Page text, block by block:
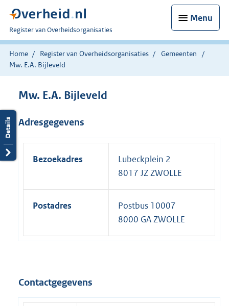
Menu
U
bent
nu
hier:
Register van Overheidsorganisaties
Home Register van Overheidsorganisaties
Gemeenten
Mw. E.A. Bijleveld
Mw. E.A. Bijleveld
Adresgegevens
Bezoekadres
Lubeckplein 2
8017 JZ ZWOLLE
Postadres
Postbus 10007
8000 GA ZWOLLE
Contactgegevens